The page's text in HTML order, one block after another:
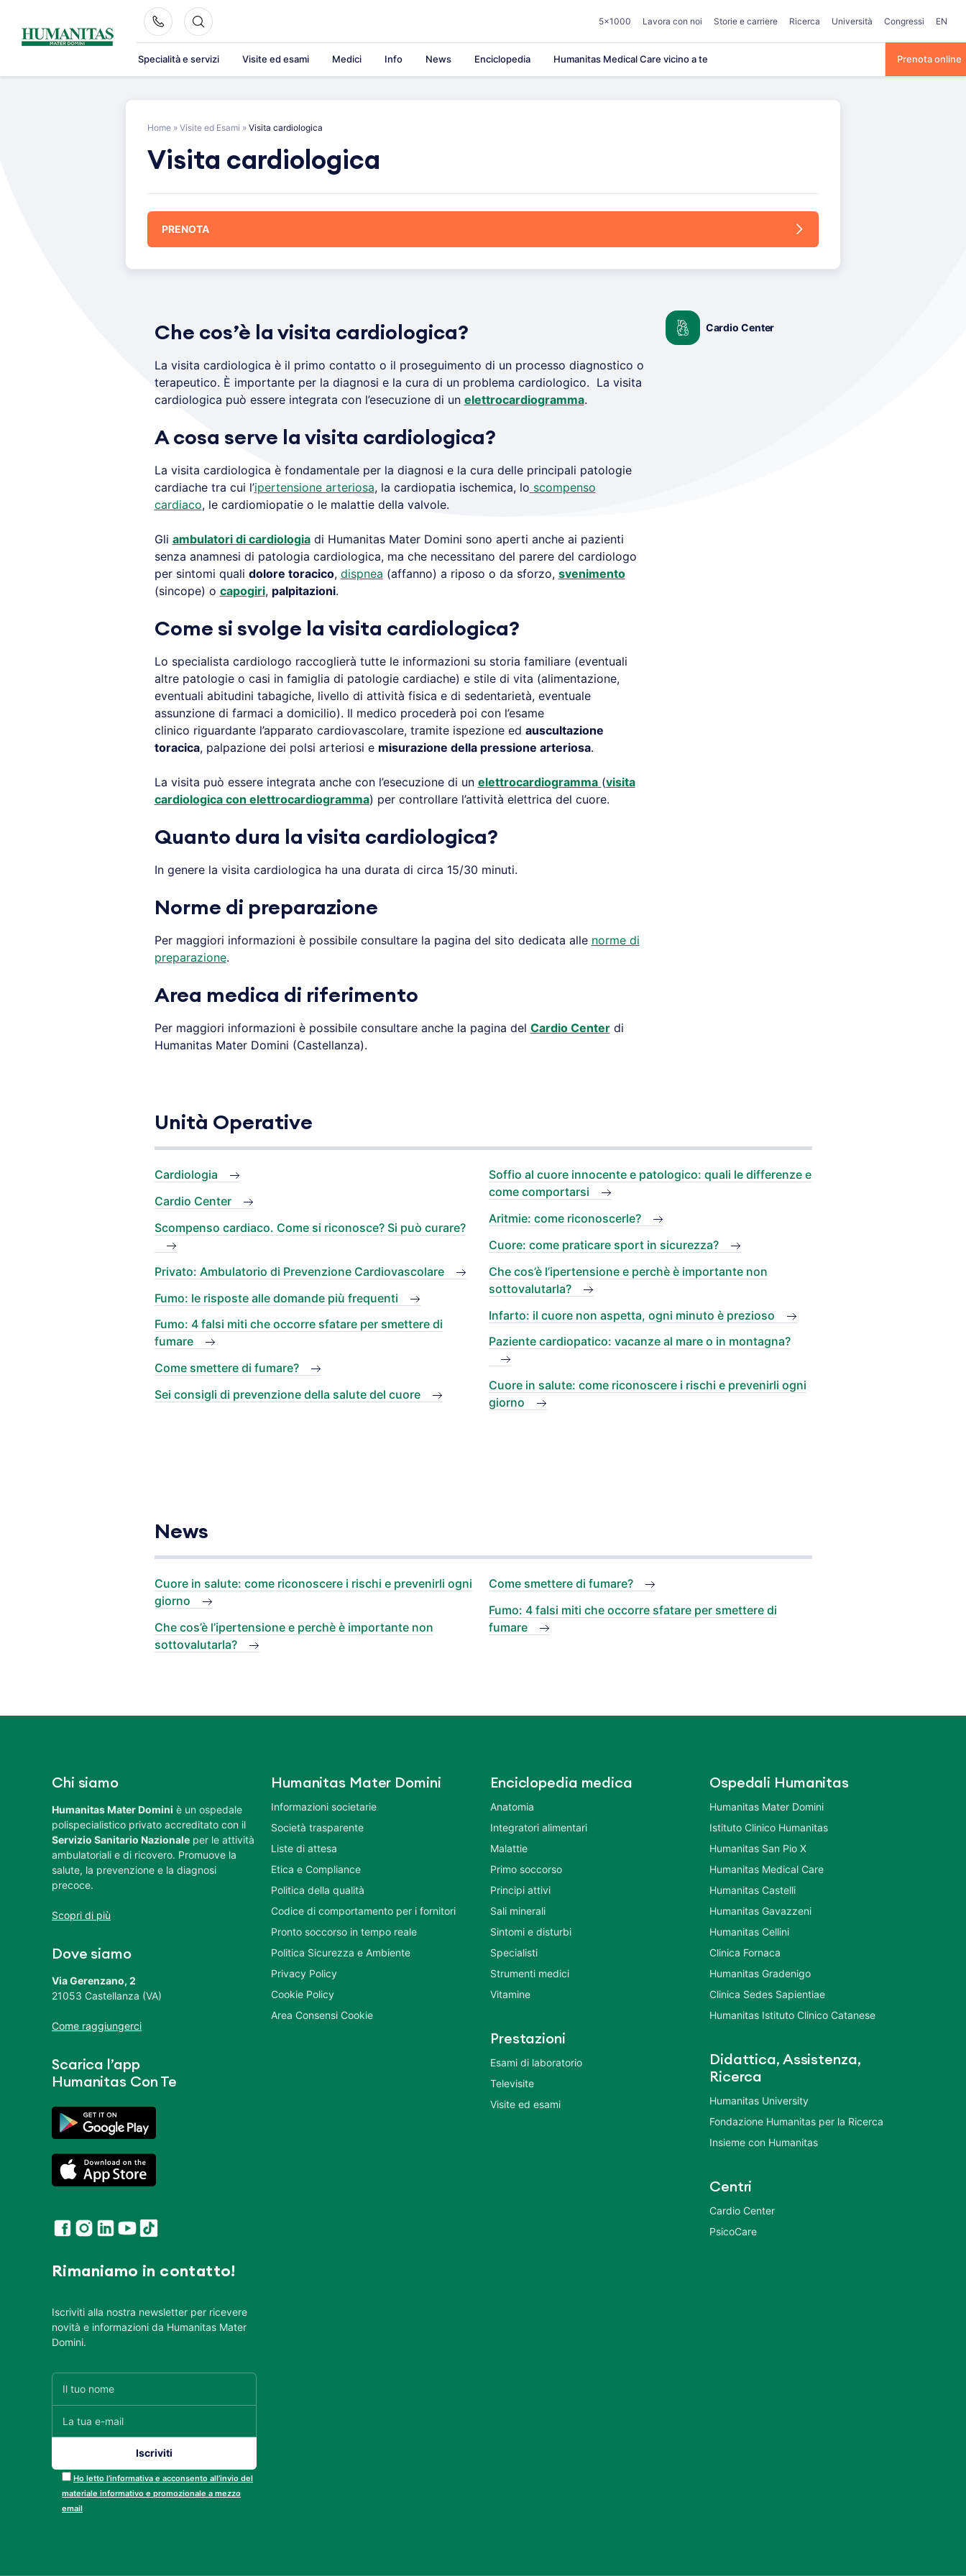
content
5×1000 Lavora con noi Storie e carriere Ricerca Università Congressi EN
Specialità e servizi Visite ed esami Medici Info News Enciclopedia Humanitas Medical Care vicino a te Prenota online
Home » Visite ed Esami » Visita cardiologica
Visita cardiologica
PRENOTA
Che cos’è la visita cardiologica?
La visita cardiologica è il primo contatto o il proseguimento di un processo diagnostico o
terapeutico. È importante per la diagnosi e la cura di un problema cardiologico. La visita
cardiologica può essere integrata con l’esecuzione di un elettrocardiogramma.
A cosa serve la visita cardiologica?
La visita cardiologica è fondamentale per la diagnosi e la cura delle principali patologie
cardiache tra cui l’ipertensione arteriosa, la cardiopatia ischemica, lo scompenso
cardiaco, le cardiomiopatie o le malattie della valvole.
Gli ambulatori di cardiologiadi Humanitas Mater Domini sono aperti anche ai pazienti
senza anamnesi di patologia cardiologica, ma che necessitano del parere del cardiologo
per sintomi quali dolore toracico, dispnea (affanno) a riposo o da sforzo, svenimento
(sincope) o capogiri, palpitazioni.
Come si svolge la visita cardiologica?
Lo specialista cardiologo raccoglierà tutte le informazioni su storia familiare (eventuali
altre patologie o casi in famiglia di patologie cardiache) e stile di vita (alimentazione,
eventuali abitudini tabagiche, livello di attività fisica e di sedentarietà, eventuale
assunzione di farmaci a domicilio). Il medico procederà poi con l’esame
clinico riguardante l’apparato cardiovascolare, tramite ispezione ed auscultazione
toracica, palpazione dei polsi arteriosi e misurazione della pressione arteriosa.
La visita può essere integrata anche con l’esecuzione di un elettrocardiogramma (visita
cardiologica con elettrocardiogramma) per controllare l’attività elettrica del cuore.
Quanto dura la visita cardiologica?
In genere la visita cardiologica ha una durata di circa 15/30 minuti.
Norme di preparazione
Per maggiori informazioni è possibile consultare la pagina del sito dedicata alle norme di
preparazione.
Area medica di riferimento
Per maggiori informazioni è possibile consultare anche la pagina del Cardio Centerdi
Humanitas Mater Domini (Castellanza).
Cardio Center
Unità Operative
Cardiologia
Cardio Center
Scompenso cardiaco. Come si riconosce? Si può curare?
Privato: Ambulatorio di Prevenzione Cardiovascolare
Fumo: le risposte alle domande più frequenti
Fumo: 4 falsi miti che occorre sfatare per smettere di
fumare
Come smettere di fumare?
Sei consigli di prevenzione della salute del cuore
Soffio al cuore innocente e patologico: quali le differenze e
come comportarsi
Aritmie: come riconoscerle?
Cuore: come praticare sport in sicurezza?
Che cos’è l’ipertensione e perchè è importante non
sottovalutarla?
Infarto: il cuore non aspetta, ogni minuto è prezioso
Paziente cardiopatico: vacanze al mare o in montagna?
Cuore in salute: come riconoscere i rischi e prevenirli ogni
giorno
News
Cuore in salute: come riconoscere i rischi e prevenirli ogni
giorno
Che cos’è l’ipertensione e perchè è importante non
sottovalutarla?
Come smettere di fumare?
Fumo: 4 falsi miti che occorre sfatare per smettere di
fumare
Chi siamo
Humanitas Mater Domini è un ospedale
polispecialistico privato accreditato con il
Servizio Sanitario Nazionale per le attività
ambulatoriali e di ricovero. Promuove la
salute, la prevenzione e la diagnosi
precoce.
Scopri di più
Dove siamo
Via Gerenzano, 2
21053 Castellanza (VA)
Come raggiungerci
Scarica l’app
Humanitas Con Te
Rimaniamo in contatto!
Iscriviti alla nostra newsletter per ricevere
novità e informazioni da Humanitas Mater
Domini.
Ho letto l’informativa e acconsento all’invio del
materiale informativo e promozionale a mezzo
email
Humanitas Mater Domini
Informazioni societarie
Società trasparente
Liste di attesa
Etica e Compliance
Politica della qualità
Codice di comportamento per i fornitori
Pronto soccorso in tempo reale
Politica Sicurezza e Ambiente
Privacy Policy
Cookie Policy
Area Consensi Cookie
Enciclopedia medica
Anatomia
Integratori alimentari
Malattie
Primo soccorso
Principi attivi
Sali minerali
Sintomi e disturbi
Specialisti
Strumenti medici
Vitamine
Prestazioni
Esami di laboratorio
Televisite
Visite ed esami
Ospedali Humanitas
Humanitas Mater Domini
Istituto Clinico Humanitas
Humanitas San Pio X
Humanitas Medical Care
Humanitas Castelli
Humanitas Gavazzeni
Humanitas Cellini
Clinica Fornaca
Humanitas Gradenigo
Clinica Sedes Sapientiae
Humanitas Istituto Clinico Catanese
Didattica, Assistenza,
Ricerca
Humanitas University
Fondazione Humanitas per la Ricerca
Insieme con Humanitas
Centri
Cardio Center
PsicoCare